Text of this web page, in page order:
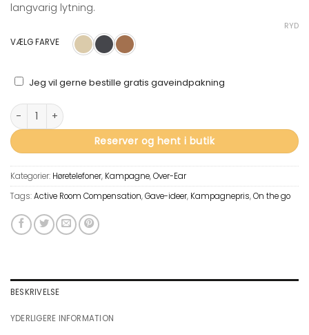
langvarig lytning.
VÆLG FARVE
RYD
GAVEINDPAKNING
Jeg vil gerne bestille gratis gaveindpakning
Beoplay HX antal
Reserver og hent i butik
Kategorier: Høretelefoner, Kampagne,Over-Ear
Tags:Active Room Compensation,Gave-ideer, Kampagnepris,On the go
BESKRIVELSE
YDERLIGERE INFORMATION